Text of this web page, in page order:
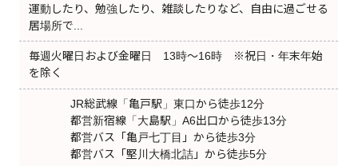
運動したり、勉強したり、雑談したりなど、自由に過ごせる
居場所で...
毎週火曜日および金曜日 13時～16時 ※祝日・年末年始
を除く
JR総武線「亀戸駅」東口から徒歩12分
都営新宿線「大島駅」A6出口から徒歩13分
都営バス「亀戸七丁目」から徒歩3分
都営バス「堅川大橋北詰」から徒歩5分